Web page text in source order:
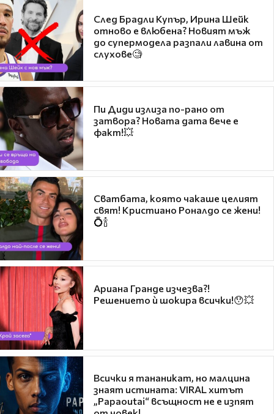
След Брадли Купър, Ирина Шейк
отново е влюбена? Новият мъж
до супермодела разпали лавина от
слухове🧐
Пи Диди излиза по-рано от
затвора? Новата дата вече е
факт!💥
Сватбата, която чакаше целият
свят! Кристиано Роналдо се жени!
💍🍾
Ариана Гранде изчезва?!
Решението ѝ шокира всички!😯💥
Всички я тананикат, но малцина
знаят истината: VIRAL хитът
„Papaoutai“ всъщност не е изпят